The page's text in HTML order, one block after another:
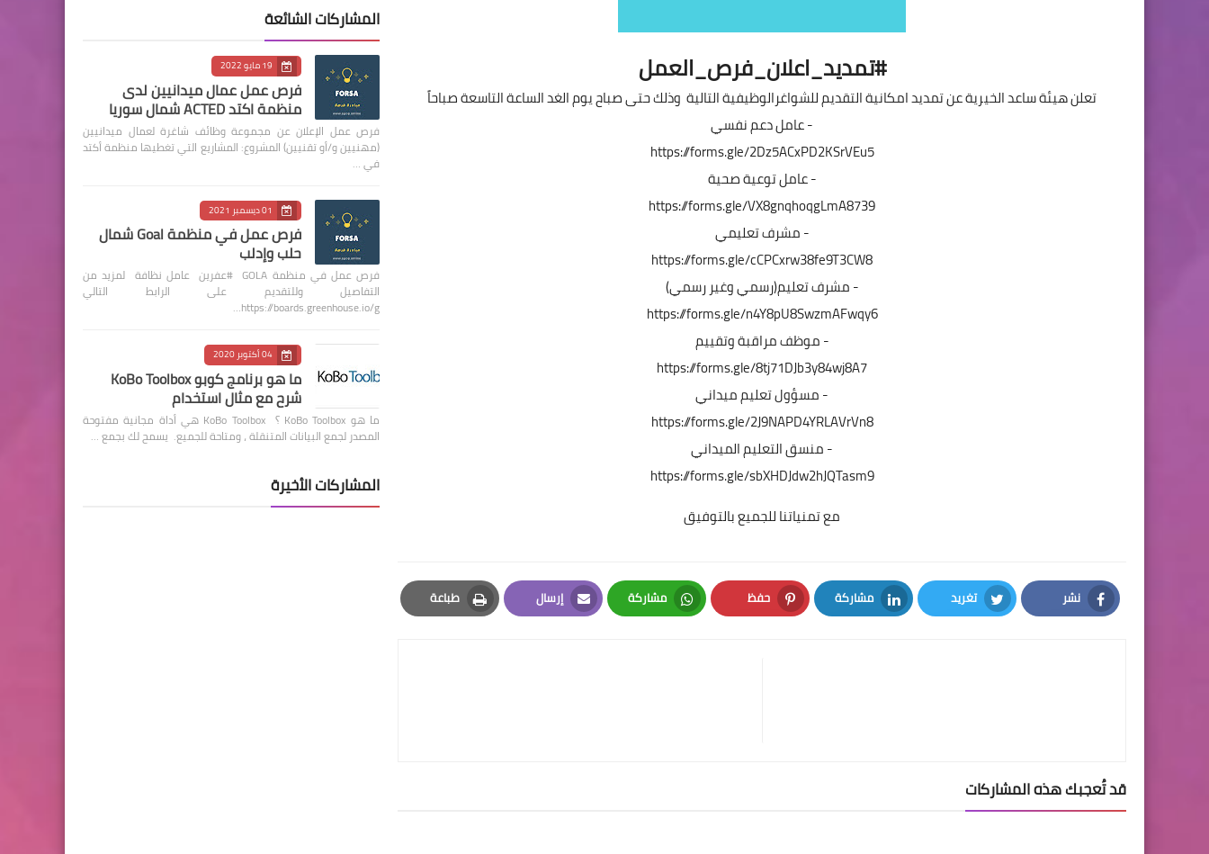
#تمديد_اعلان_فرص_العمل
تعلن هيئة ساعد الخيرية عن تمديد امكانية التقديم للشواغرالوظيفية التالية وذلك حتى صباح يوم الغد الساعة التاسعة صباحاً
- عامل دعم نفسي
https://forms.gle/2Dz5ACxPD2KSrVEu5
- عامل توعية صحية
https://forms.gle/VX8gnqhoqgLmA8739
- مشرف تعليمي
https://forms.gle/cCPCxrw38fe9T3CW8
- مشرف تعليم(رسمي وغير رسمي)
https://forms.gle/n4Y8pU8SwzmAFwqy6
- موظف مراقبة وتقييم
https://forms.gle/8tj71DJb3y84wj8A7
- مسؤول تعليم ميداني
https://forms.gle/2J9NAPD4YRLAVrVn8
- منسق التعليم الميداني
https://forms.gle/sbXHDJdw2hJQTasm9
مع تمنياتنا للجميع بالتوفيق
نشر
Facebook
تغريد
Twitter
مشاركة
LinkedIn
حفظ
Pinterest
مشاركة
Whatsapp
إرسال
Email
طباعة
Print
قد تُعجبك هذه المشاركات
المشاركات الشائعة
19 مايو 2022
فرص عمل عمال ميدانيين لدى
منظمة اكتد ACTED شمال سوريا
فرص عمل الإعلان عن مجموعة وظائف شاغرة لعمال ميدانيين
(مهنيين و/أو تقنيين) المشروع: المشاريع التي تغطيها منظمة أكتد
في …
01 ديسمبر 2021
فرص عمل في منظمة Goal شمال
حلب وإدلب
فرص عمل في منظمة GOLA #عفرين عامل نظافة لمزيد من
التفاصيل وللتقديم على الرابط التالي
https://boards.greenhouse.io/g…
04 أكتوبر 2020
ما هو برنامج كوبو KoBo Toolbox
شرح مع مثال استخدام
ما هو KoBo Toolbox ؟ KoBo Toolbox هي أداة مجانية مفتوحة
المصدر لجمع البيانات المتنقلة ، ومتاحة للجميع. يسمح لك بجمع …
المشاركات الأخيرة